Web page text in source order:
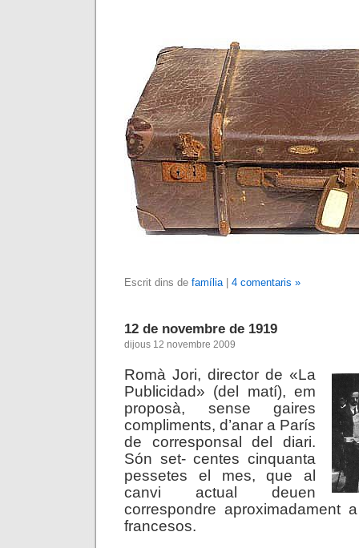
Escrit dins de família| 4 comentaris »
12 de novembre de 1919
dijous 12 novembre 2009
Romà Jori, director de «La
Publicidad» (del matí), em
proposà, sense gaires
compliments, d’anar a París
de corresponsal del diari.
Són set- centes cinquanta
pessetes el mes, que al
canvi actual deuen
correspondre aproximadament
francesos.